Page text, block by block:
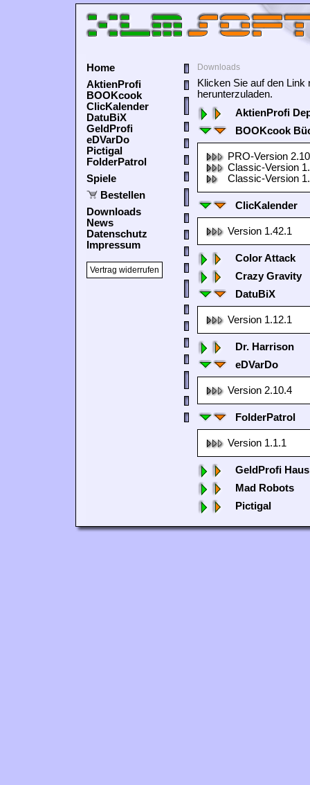
Home
AktienProfi
BOOKcook
ClicKalender
DatuBiX
GeldProfi
eDVarDo
Pictigal
FolderPatrol
Spiele
Bestellen
Downloads
News
Datenschutz
Impressum
Vertrag widerrufen
Downloads
Klicken Sie auf den
herunterzuladen.
AktienProfi
BOOKcook
PRO-Version
Classic-Version
Classic-Version
ClicKalender
Version 1.42.1
Color Attack
Crazy Gravity
DatuBiX
Version 1.12.1
Dr. Harrison
eDVarDo
Version 2.10.4
FolderPatrol
Version 1.1.1
GeldProfi
Mad Robots
Pictigal